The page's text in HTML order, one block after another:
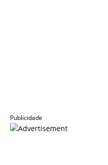
Publicidade